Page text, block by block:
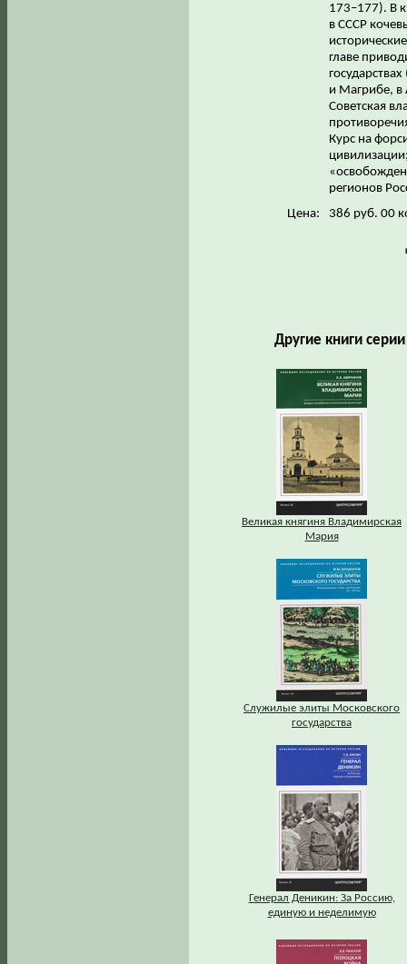
173–177). В
в СССР
главе
и Магрибе, в
Советская
Курс на
регионов
Цена:
386 руб. 00
Другие книги
Великая княгиня Владимирская
Мария
Служилые элиты Московского
государства
Генерал Деникин: За Россию,
единую и неделимую